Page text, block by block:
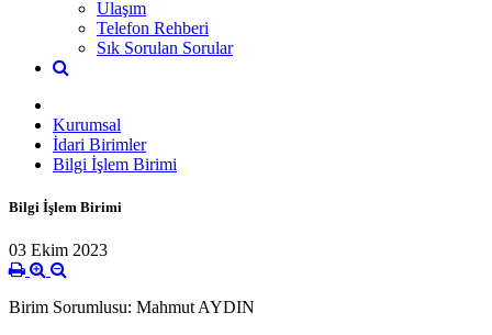
Ulaşım
Telefon Rehberi
Sık Sorulan Sorular
Kurumsal
İdari Birimler
Bilgi İşlem Birimi
Bilgi İşlem Birimi
03 Ekim 2023
Birim Sorumlusu: Mahmut AYDIN